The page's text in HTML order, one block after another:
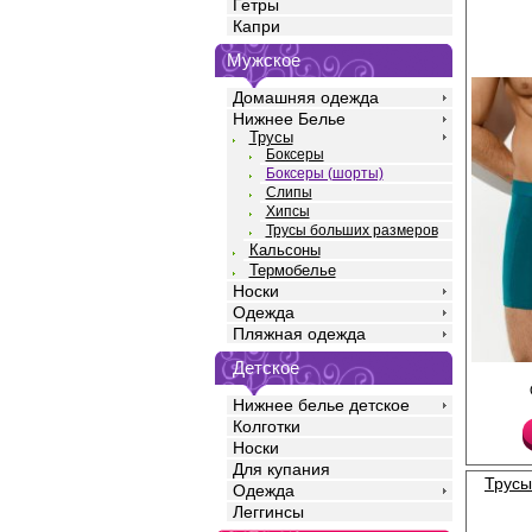
Гетры
Капри
Мужское
Домашняя одежда
Нижнее Белье
Трусы
Боксеры
Боксеры (шорты)
Слипы
Хипсы
Трусы больших размеров
Кальсоны
Термобелье
Носки
Одежда
Пляжная одежда
Детское
Нижнее белье детское
Колготки
Носки
Для купания
Одежда
Леггинсы
силуэта,
бедра, со средней
жаккардовой
логотипом.
хорошо пропускает
оптимальный
антистатическим
выраженный